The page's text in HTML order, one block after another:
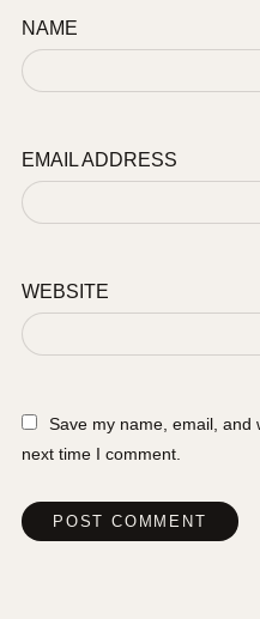
NAME
EMAIL ADDRESS
WEBSITE
Save my name, email, and
next time I comment.